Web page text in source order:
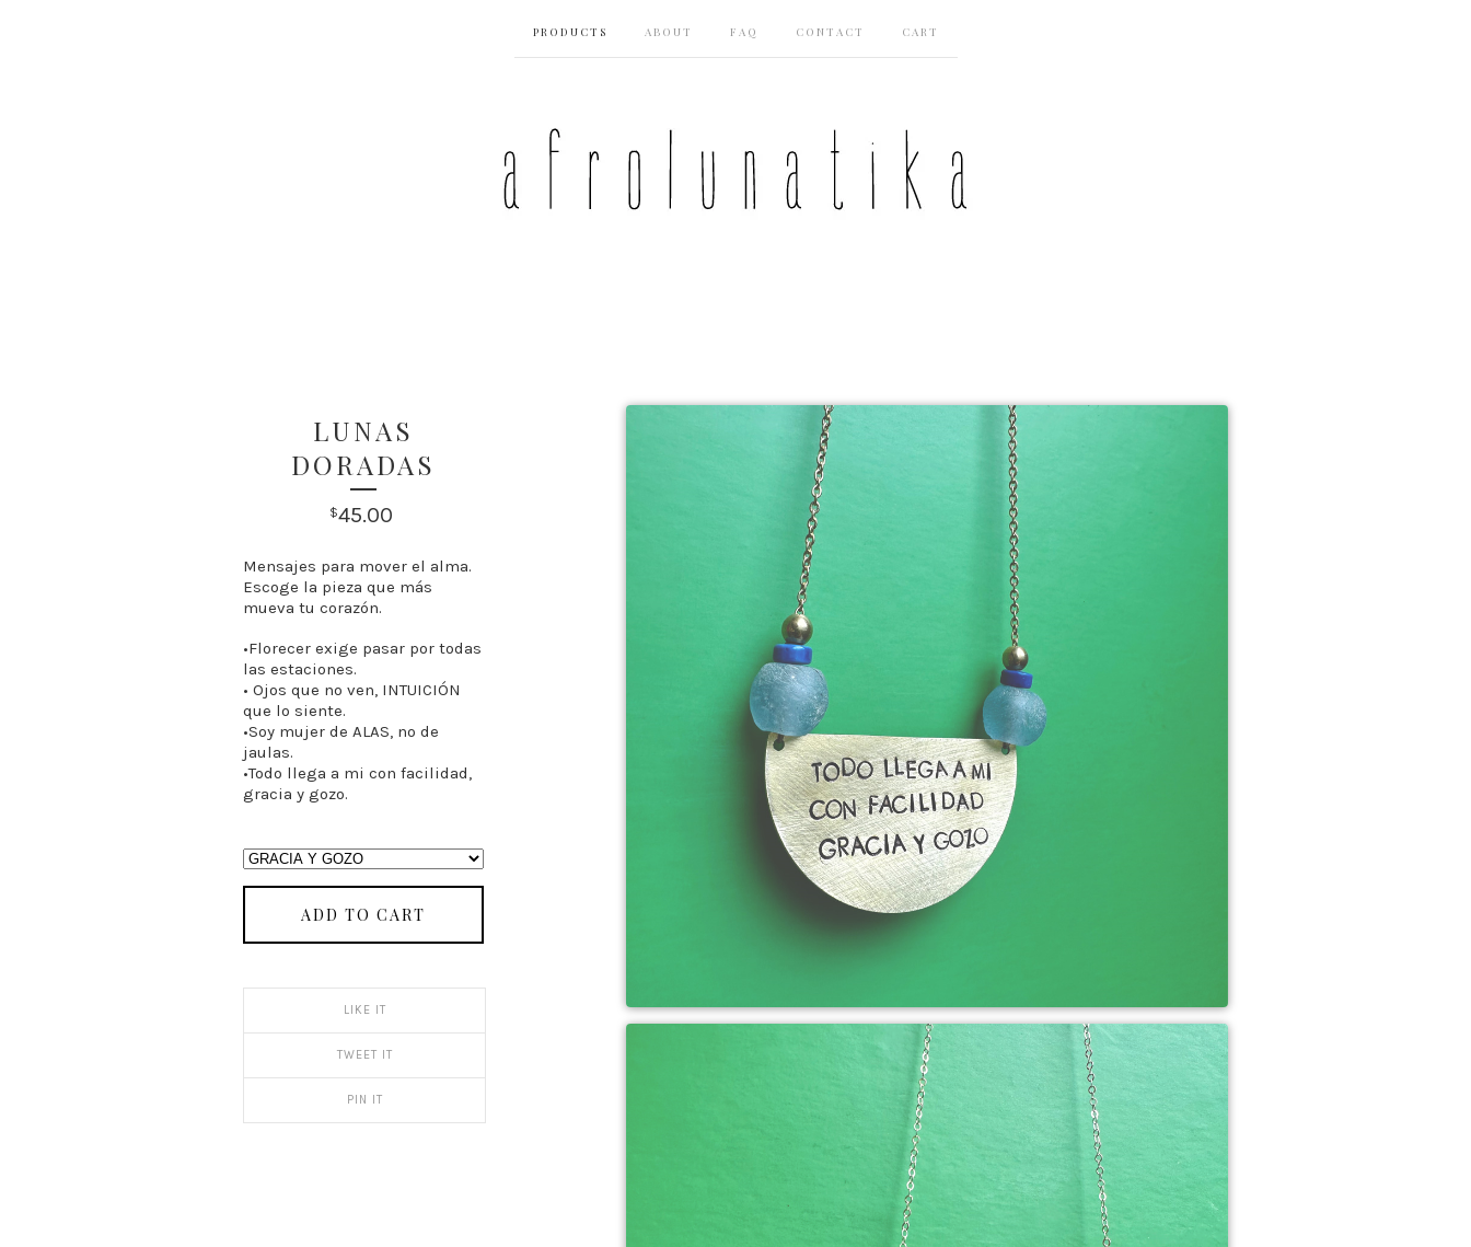
PRODUCTS ABOUT FAQ CONTACT CART
LUNAS
DORADAS
$45.00
Mensajes para mover el alma.
Escoge la pieza que más
mueva tu corazón.
•Florecer exige pasar por todas
las estaciones.
• Ojos que no ven, INTUICIÓN
que lo siente.
•Soy mujer de ALAS, no de
jaulas.
•Todo llega a mi con facilidad,
gracia y gozo.
ADD TO CART
LIKE IT
TWEET IT
PIN IT